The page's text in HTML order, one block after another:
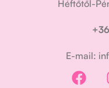
Héftőtől-
E-mail: